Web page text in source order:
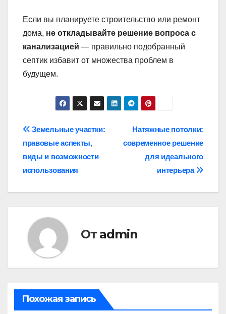
Если вы планируете строительство или ремонт
дома, не откладывайте решение вопроса с
канализацией — правильно подобранный
септик избавит от множества проблем в
будущем.
Навигация
по
записям
Натяжные потолки:
современное решение
для идеального
интерьера
Земельные участки:
правовые аспекты,
виды и возможности
использования
От admin
Похожая запись